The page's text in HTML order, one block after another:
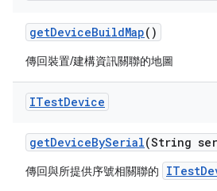
getDeviceBuildMap()
傳回裝置/建構資訊關聯的地圖
ITestDevice
getDeviceBySerial(String
傳回與所提供序號相關聯的